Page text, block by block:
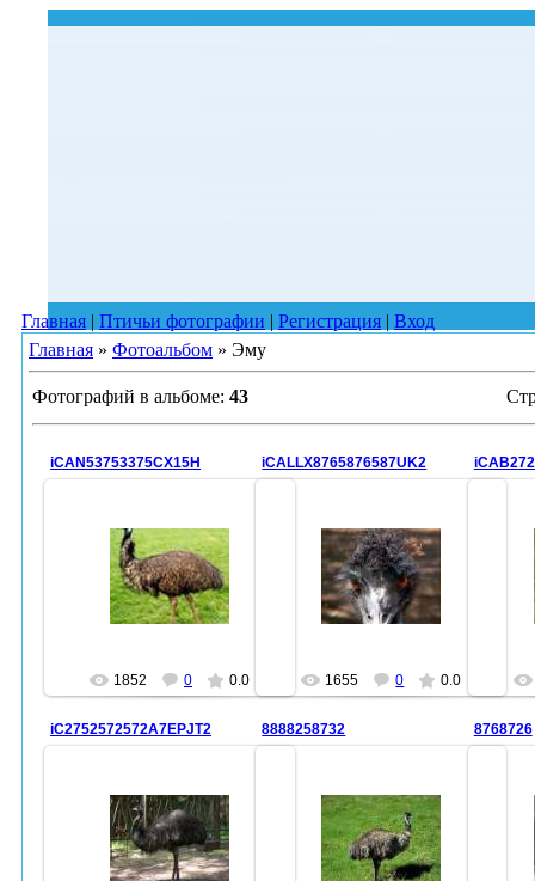
Главная | Птичьи фотографии | Регистрация | Вход
Главная » Фотоальбом » Эму
Фотографий в альбоме: 43
iCAN53753375CX15H
За тюленями медведь охотится,
подкарауливая их у лунок. Белые
медведи часто подбирают
всевозможную падаль, дохлую
рыб...
1852 0 0.0
iCALLX8765876587UK2
04.07.2010
farid47
1655 0 0.0
iC2752572572A7EPJT2
04.07.2010
farid47
8888258732
04.07.2010
farid47
8768726